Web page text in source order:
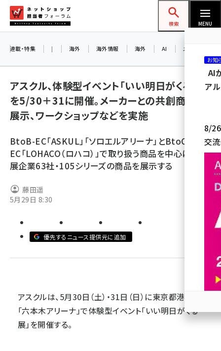
ン
ネットショップ担当者フォーラム
検索 MENU
amazon (2236)
楽天 (1865)
ecbeing (1204)
アスクル (1112)
base (1068)
ビィ・フォアード (769)
revico (737)
連載・特集 | 海外 海外情報 海外 AI メタバース
アスクル、体験型イベント「いい明日がくる展」
を5/30＋31に開催。メーカーとの共創商品の
展示、ワークショップなどを実施
BtoB-EC「ASKUL」「ソロエルアリーナ」とBtoC-
EC「LOHACO（ロハコ）」で取り扱う商品を中心に、出
展企業63社・105シリーズの商品を展示する
藤田遥
5月29日 8:30
優先するニュース提供元に追加
アスクルは、5月30日（土）・31日（日）に東京都港区の
「六本木アリーナ」で体験型イベント「いい明日がくる
展」を開催する。
お知
AI
ア
8/26
交
参